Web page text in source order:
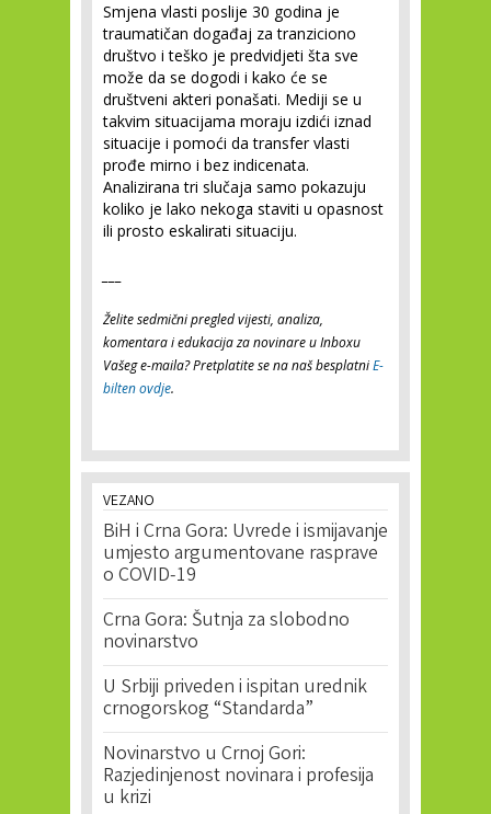
Smjena vlasti poslije 30 godina je
traumatičan događaj za tranziciono
društvo i teško je predvidjeti šta sve
može da se dogodi i kako će se
društveni akteri ponašati. Mediji se u
takvim situacijama moraju izdići iznad
situacije i pomoći da transfer vlasti
prođe mirno i bez indicenata.
Analizirana tri slučaja samo pokazuju
koliko je lako nekoga staviti u opasnost
ili prosto eskalirati situaciju.
Želite sedmični pregled vijesti, analiza,
komentara i edukacija za novinare u Inboxu
Vašeg e-maila? Pretplatite se na naš besplatniE-
bilten ovdje.
VEZANO
BiH i Crna Gora: Uvrede i ismijavanje
umjesto argumentovane rasprave
o COVID-19
Crna Gora: Šutnja za slobodno
novinarstvo
U Srbiji priveden i ispitan urednik
crnogorskog “Standarda”
Novinarstvo u Crnoj Gori:
Razjedinjenost novinara i profesija
u krizi